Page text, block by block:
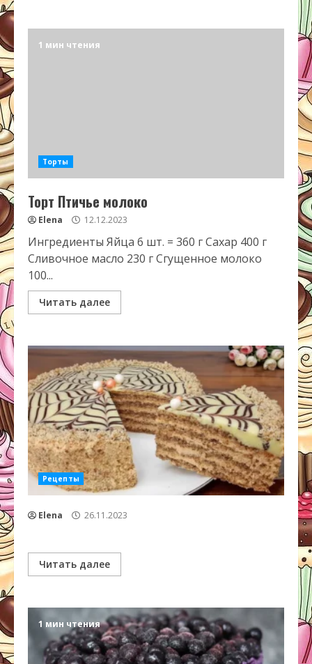
1 мин чтения
Торты
Торт Птичье молоко
Elena 12.12.2023
Ингредиенты Яйца 6 шт. = 360 г Сахар 400 г
Сливочное масло 230 г Сгущенное молоко
100...
Читать далее
Рецепты
Elena 26.11.2023
Читать далее
1 мин чтения